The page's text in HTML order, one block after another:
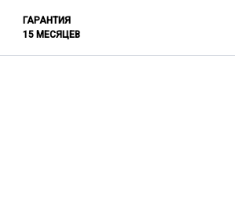
ГАРАНТИЯ
15 МЕСЯЦЕВ